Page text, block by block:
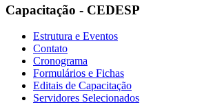
Capacitação - CEDESP
Estrutura e Eventos
Contato
Cronograma
Formulários e Fichas
Editais de Capacitação
Servidores Selecionados